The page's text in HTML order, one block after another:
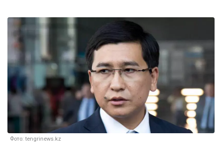
Фото: tengrinews.kz